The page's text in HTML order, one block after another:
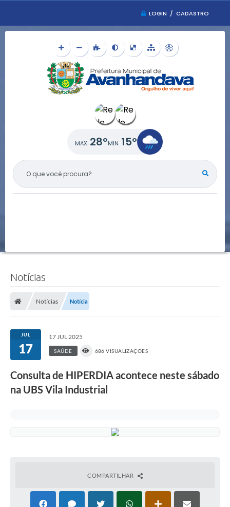
LOGIN / CADASTRO
O QUE VOCÊ PROCURA?
28° 15°
Notícias
Notícias Notícia
JUL
17
17 JUL 2025
SAÚDE 686 VISUALIZAÇÕES
Consulta de HIPERDIA acontece neste sábado
na UBS Vila Industrial
COMPARTILHAR